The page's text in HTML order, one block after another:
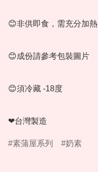
😊非供即食，需充分加
😊成份請參考包裝圖片
😊須冷藏 -18度
❤台灣製造
素蒲屋系列 奶素